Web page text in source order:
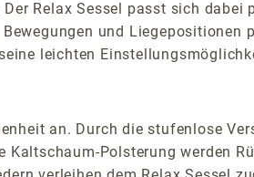
Relax Sessel passt sich dabei
und Liegepositionen
leichten
an. Durch die stufenlose
Polsterung werden